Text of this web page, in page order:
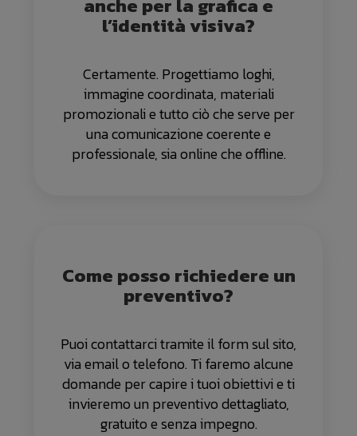
l’identità visiva?
Certamente. Progettiamo loghi,
immagine coordinata, materiali
promozionali e tutto ciò che serve per
una comunicazione coerente e
professionale, sia online che offline.
Come posso richiedere un
preventivo?
Puoi contattarci tramite il form sul sito,
via email o telefono. Ti faremo alcune
domande per capire i tuoi obiettivi e ti
invieremo un preventivo dettagliato,
gratuito e senza impegno.